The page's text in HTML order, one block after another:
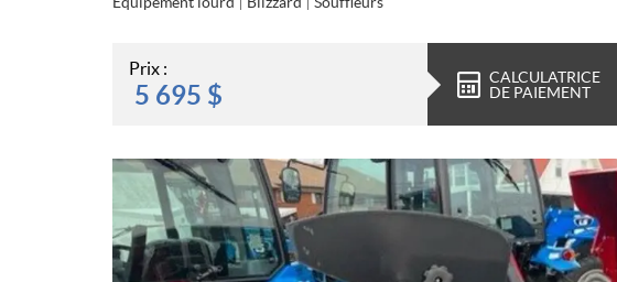
Prix :
5 695 $
CALCULATRICE
DE PAIEMENT